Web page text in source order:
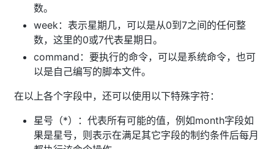
数。
week：表示星期几，可以是从0到7之间的任何整
数，这里的0或7代表星期日。
command：要执行的命令，可以是系统命令，也可
以是自己编写的脚本文件。
在以上各个字段中，还可以使用以下特殊字符：
星号（*）：代表所有可能的值，例如month字段如
果是星号，则表示在满足其它字段的制约条件后每月